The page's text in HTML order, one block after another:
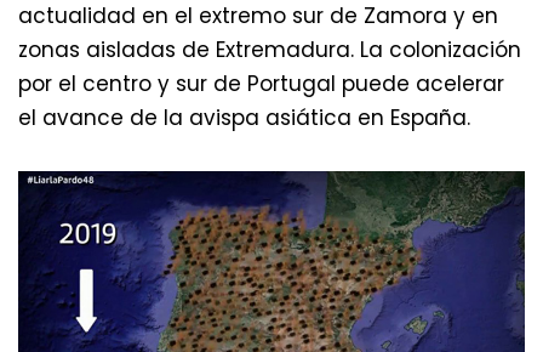
actualidad en el extremo sur de Zamora y en
zonas aisladas de Extremadura. La colonización
por el centro y sur de Portugal puede acelerar
el avance de la avispa asiática en España.